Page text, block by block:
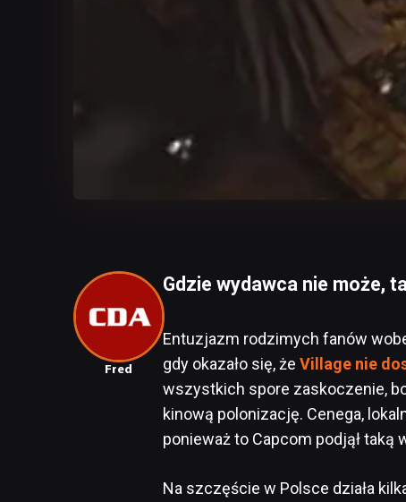
Fred
Gdzie wydawca nie może,
Entuzjazm rodzimych fanów
gdy okazało się, że Village nie
wszystkich spore zaskoczenie,
kinową polonizację. Cenega,
ponieważ to Capcom podjął taką
Na szczęście w Polsce działa